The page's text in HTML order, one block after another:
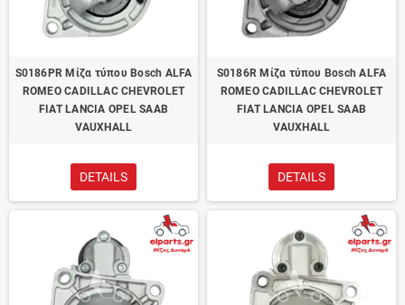
S0186PR Μίζα τύπου Bosch ALFA
ROMEO CADILLAC CHEVROLET
FIAT LANCIA OPEL SAAB
VAUXHALL
DETAILS
S0186R Μίζα τύπου Bosch ALFA
ROMEO CADILLAC CHEVROLET
FIAT LANCIA OPEL SAAB
VAUXHALL
DETAILS